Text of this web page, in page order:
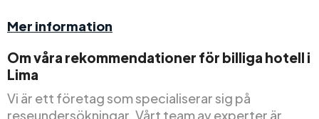
Mer information
Om våra rekommendationer för billiga hotell i
Lima
Vi är ett företag som specialiserar sig på
reseundersökningar. Vårt team av experter är